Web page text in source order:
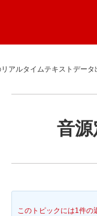
アルタイムテキストデータ
音
このトピックには1件の